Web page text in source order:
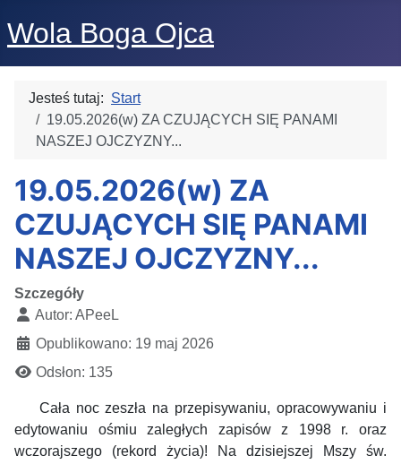
Wola Boga Ojca
Jesteś tutaj: Start
19.05.2026(w) ZA CZUJĄCYCH SIĘ PANAMI
NASZEJ OJCZYZNY...
19.05.2026(w) ZA
CZUJĄCYCH SIĘ PANAMI
NASZEJ OJCZYZNY...
Szczegóły
Autor: APeeL
Opublikowano: 19 maj 2026
Odsłon: 135
Cała noc zeszła na przepisywaniu, opracowywaniu i
edytowaniu ośmiu zaległych zapisów z 1998 r. oraz
wczorajszego (rekord życia)!
Na dzisiejszej Mszy św.